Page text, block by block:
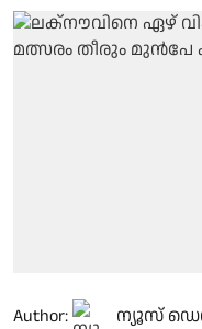
Author: ന്യൂസ്